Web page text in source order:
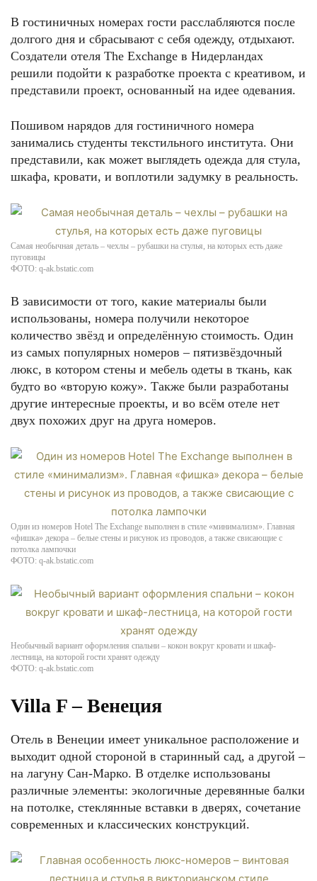
В гостиничных номерах гости расслабляются после
долгого дня и сбрасывают с себя одежду, отдыхают.
Создатели отеля The Exchange в Нидерландах
решили подойти к разработке проекта с креативом, и
представили проект, основанный на идее одевания.
Пошивом нарядов для гостиничного номера
занимались студенты текстильного института. Они
представили, как может выглядеть одежда для стула,
шкафа, кровати, и воплотили задумку в реальность.
Самая необычная деталь – чехлы – рубашки на стулья, на которых есть даже
пуговицы
ФОТО: q-ak.bstatic.com
В зависимости от того, какие материалы были
использованы, номера получили некоторое
количество звёзд и определённую стоимость. Один
из самых популярных номеров – пятизвёздочный
люкс, в котором стены и мебель одеты в ткань, как
будто во «вторую кожу». Также были разработаны
другие интересные проекты, и во всём отеле нет
двух похожих друг на друга номеров.
Один из номеров Hotel The Exchange выполнен в стиле «минимализм». Главная
«фишка» декора – белые стены и рисунок из проводов, а также свисающие с
потолка лампочки
ФОТО: q-ak.bstatic.com
Необычный вариант оформления спальни – кокон вокруг кровати и шкаф-
лестница, на которой гости хранят одежду
ФОТО: q-ak.bstatic.com
Villa F – Венеция
Отель в Венеции имеет уникальное расположение и
выходит одной стороной в старинный сад, а другой –
на лагуну Сан-Марко. В отделке использованы
различные элементы: экологичные деревянные балки
на потолке, стеклянные вставки в дверях, сочетание
современных и классических конструкций.